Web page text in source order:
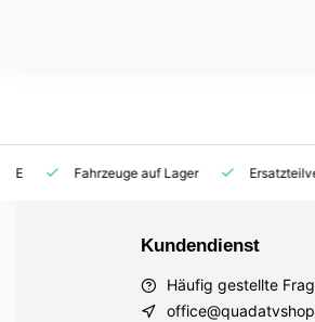
Fahrzeuge auf Lager
Kundendienst
Häufig gestellte